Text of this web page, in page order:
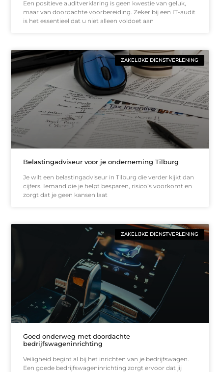
Een positieve auditverklaring is geen kwestie van geluk,
maar van doordachte voorbereiding. Zeker bij een IT-audit
is het essentieel dat u niet alleen voldoet aan
ZAKELIJKE DIENSTVERLENING
Belastingadviseur voor je onderneming Tilburg
Je wilt een belastingadviseur in Tilburg die verder kijkt dan
cijfers. Iemand die je helpt besparen, risico’s voorkomt en
zorgt dat je geen kansen laat
ZAKELIJKE DIENSTVERLENING
Goed onderweg met doordachte
bedrijfswageninrichting
Veiligheid begint al bij het inrichten van je bedrijfswagen.
Een goede bedrijfswageninrichting zorgt ervoor dat jij